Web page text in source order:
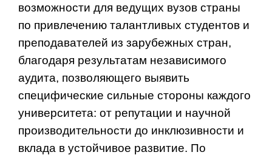
возможности для ведущих вузов страны
по привлечению талантливых студентов и
преподавателей из зарубежных стран,
благодаря результатам независимого
аудита, позволяющего выявить
специфические сильные стороны каждого
университета: от репутации и научной
производительности до инклюзивности и
вклада в устойчивое развитие. По